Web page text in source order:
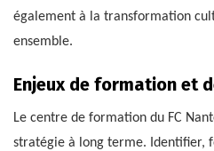
également à la transformation
ensemble.
Enjeux de formation et
Le centre de formation du FC
stratégie à long terme. Identifier,